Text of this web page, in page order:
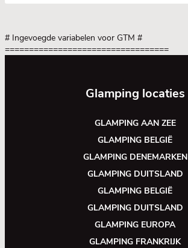
# Ingevoegde variabelen voor GTM #
==================================
Glamping locaties
GLAMPING AAN ZEE
GLAMPING BELGIË
GLAMPING DENEMARKEN
GLAMPING DUITSLAND
GLAMPING BELGIË
GLAMPING DUITSLAND
GLAMPING EUROPA
GLAMPING FRANKRIJK